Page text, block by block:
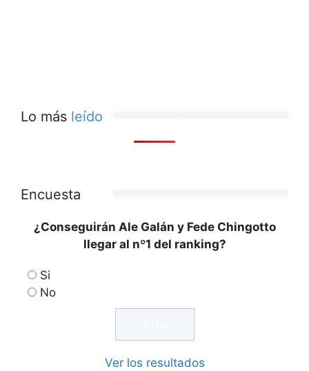
Lo más leído
Encuesta
¿Conseguirán Ale Galán y Fede Chingotto
llegar al nº1 del ranking?
Si
No
Ver los resultados